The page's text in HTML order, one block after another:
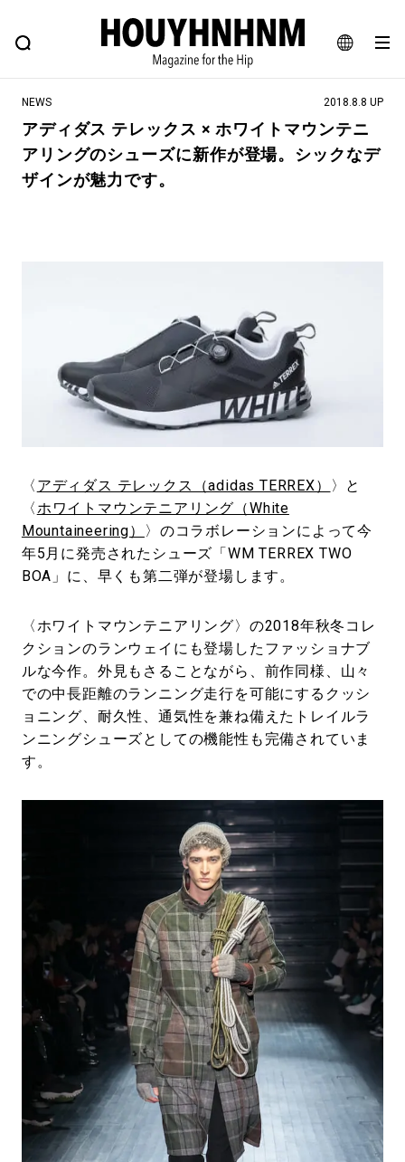
JA
EN
FEATURE BLOG SNAP
ヒップなファッション、カルチャー、ライフスタイルWEBマガジン
#注目のタグ
#フイナムのYouTube
#Commune H #FOCUS IT #AH.H
#ととけん #FASHION #MUSIC #MOVIE
#LIFESTYLE #SNEAKER #OUTDOOR
#HANDSOME HANDBOOK
NEWS 2018.8.8 UP
アディダス テレックス × ホワイトマウンテニ
アリングのシューズに新作が登場。シックなデ
ザインが魅力です。
〈 アディダス テレックス（adidas TERREX）
〉と
〈 ホワイトマウンテニアリング（White
Mountaineering）
〉のコラボレーションによって今
年5月に発売されたシューズ「WM TERREX TWO
BOA」に、早くも第二弾が登場します。
〈ホワイトマウンテニアリング〉の2018年秋冬コレ
クションのランウェイにも登場したファッショナブ
ルな今作。外見もさることながら、前作同様、山々
での中長距離のランニング走行を可能にするクッシ
ョニング、耐久性、通気性を兼ね備えたトレイルラ
ンニングシューズとしての機能性も完備されていま
す。